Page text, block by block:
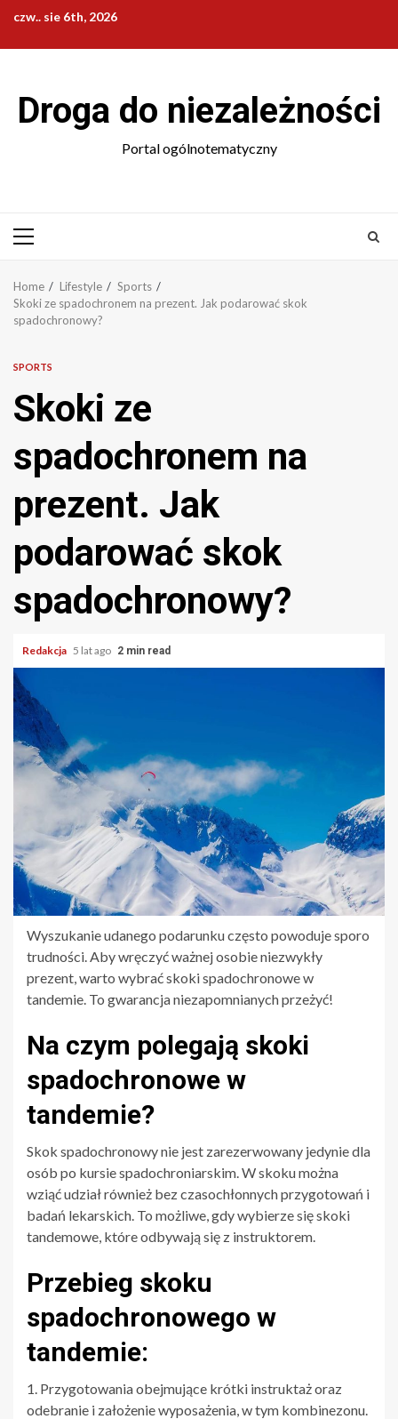
content
czw.. sie 6th, 2026
Droga do niezależności
Portal ogólnotematyczny
Primary
Home Lifestyle
Sports
Skoki ze spadochronem na prezent. Jak podarować skok
spadochronowy?
SPORTS
Skoki ze
spadochronem na
prezent. Jak
podarować skok
spadochronowy?
Redakcja 5 lat ago 2 min read
Wyszukanie udanego podarunku często powoduje sporo
trudności. Aby wręczyć ważnej osobie niezwykły
prezent, warto wybrać skoki spadochronowe w
tandemie. To gwarancja niezapomnianych przeżyć!
Na czym polegają skoki
spadochronowe w
tandemie?
Skok spadochronowy nie jest zarezerwowany jedynie dla
osób po kursie spadochroniarskim. W skoku można
wziąć udział również bez czasochłonnych przygotowań i
badań lekarskich. To możliwe, gdy wybierze się skoki
tandemowe, które odbywają się z instruktorem.
Przebieg skoku
spadochronowego w
tandemie:
1. Przygotowania obejmujące krótki instruktaż oraz
odebranie i założenie wyposażenia, w tym kombinezonu.